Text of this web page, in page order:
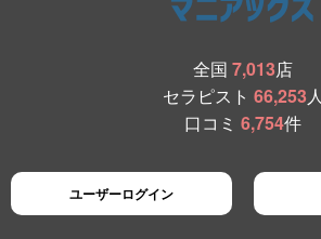
全国 7,013店
セラピスト 66,253人
口コミ 6,754件
ユーザーログイン